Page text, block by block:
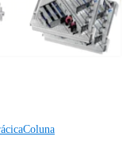
Coluna vertebral
Coluna